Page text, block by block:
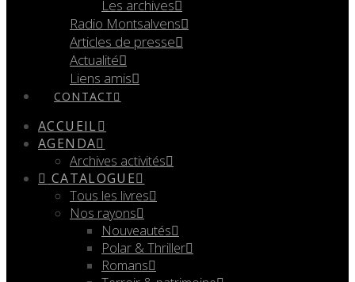
Les archives
Radio Montsalvens
Articles de presse
Actualité
Liens amis
CONTACT
ACCUEIL
AGENDA
Archives activités
CATALOGUE
Tous les livres
Nos rayons
Nouveautés
Polar & Thriller
Romans